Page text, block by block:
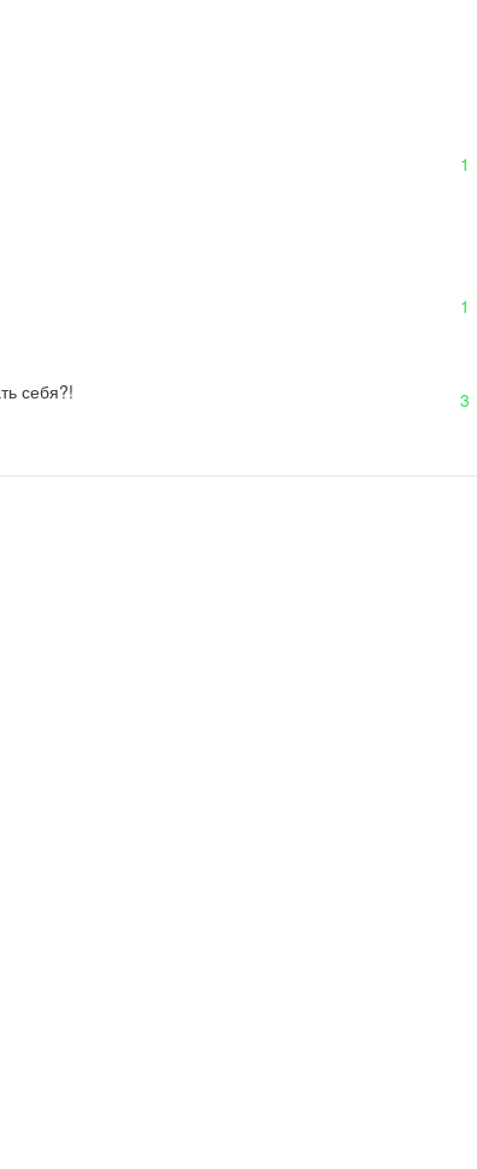
1
1
себя?! 3